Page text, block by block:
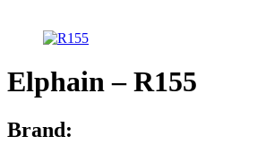
Elphain – R155
Brand: